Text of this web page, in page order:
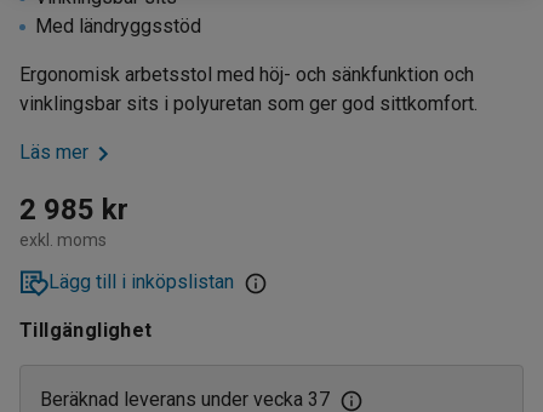
Med ländryggsstöd
Ergonomisk arbetsstol med höj- och sänkfunktion och
vinklingsbar sits i polyuretan som ger god sittkomfort.
Läs mer
2 985 kr
exkl. moms
Lägg till i inköpslistan
Tillgänglighet
Beräknad leverans under vecka 37